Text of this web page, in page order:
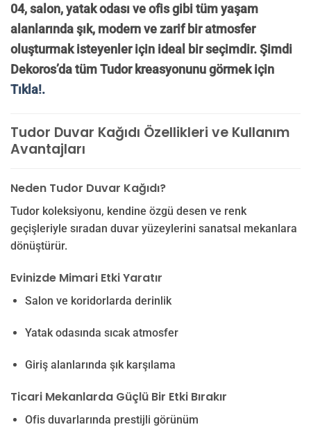
04, salon, yatak odası ve ofis gibi tüm yaşam
alanlarında şık, modern ve zarif bir atmosfer
oluşturmak isteyenler için ideal bir seçimdir.Şimdi
Dekoros’da tüm Tudor kreasyonunu görmek için
Tıkla!.
Tudor Duvar Kağıdı Özellikleri ve Kullanım
Avantajları
Neden Tudor Duvar Kağıdı?
Tudor koleksiyonu, kendine özgü desen ve renk
geçişleriyle sıradan duvar yüzeylerini sanatsal mekanlara
dönüştürür.
Evinizde Mimari Etki Yaratır
Salon ve koridorlarda derinlik
Yatak odasında sıcak atmosfer
Giriş alanlarında şık karşılama
Ticari Mekanlarda Güçlü Bir Etki Bırakır
Ofis duvarlarında prestijli görünüm